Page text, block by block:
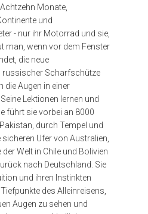
Monate,
und
- nur ihr Motorrad und sie,
man, wenn vor dem Fenster
die neue
russischer Scharfschütze
die Augen in einer
Lektionen lernen und
führt sie vorbei an 8000
durch Tempel und
Ufer von Australien,
Welt in Chile und Bolivien
nach Deutschland. Sie
und ihren Instinkten
des Alleinreisens,
Augen zu sehen und